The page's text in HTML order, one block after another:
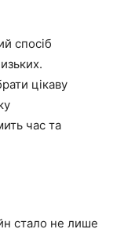
спосіб
цікаву
час та
стало не лише